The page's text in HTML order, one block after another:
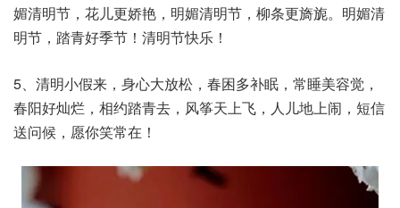
媚清明节，花儿更娇艳，明媚清明节，柳条更旖旎。明媚清
明节，踏青好季节！清明节快乐！
5、清明小假来，身心大放松，春困多补眠，常睡美容觉，
春阳好灿烂，相约踏青去，风筝天上飞，人儿地上闹，短信
送问候，愿你笑常在！